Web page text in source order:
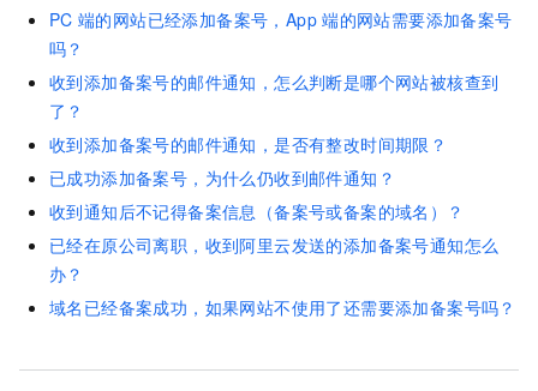
PC 端的网站已经添加备案号，App 端的网站需要添加备案号
吗？
收到添加备案号的邮件通知，怎么判断是哪个网站被核查到
了？
收到添加备案号的邮件通知，是否有整改时间期限？
已成功添加备案号，为什么仍收到邮件通知？
收到通知后不记得备案信息（备案号或备案的域名）？
已经在原公司离职，收到阿里云发送的添加备案号通知怎么
办？
域名已经备案成功，如果网站不使用了还需要添加备案号吗？